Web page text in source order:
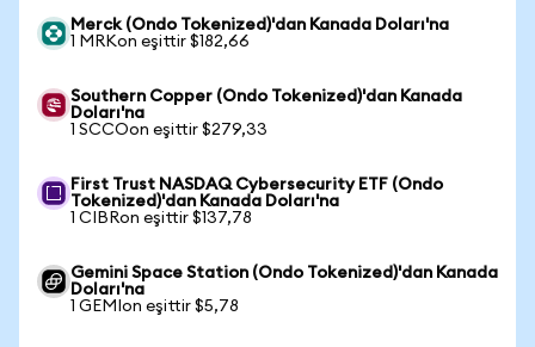
Merck (Ondo Tokenized)'dan Kanada Doları'na
1 MRKon eşittir $182,66
Southern Copper (Ondo Tokenized)'dan Kanada
Doları'na
1 SCCOon eşittir $279,33
First Trust NASDAQ Cybersecurity ETF (Ondo
Tokenized)'dan Kanada Doları'na
1 CIBRon eşittir $137,78
Gemini Space Station (Ondo Tokenized)'dan Kanada
Doları'na
1 GEMIon eşittir $5,78